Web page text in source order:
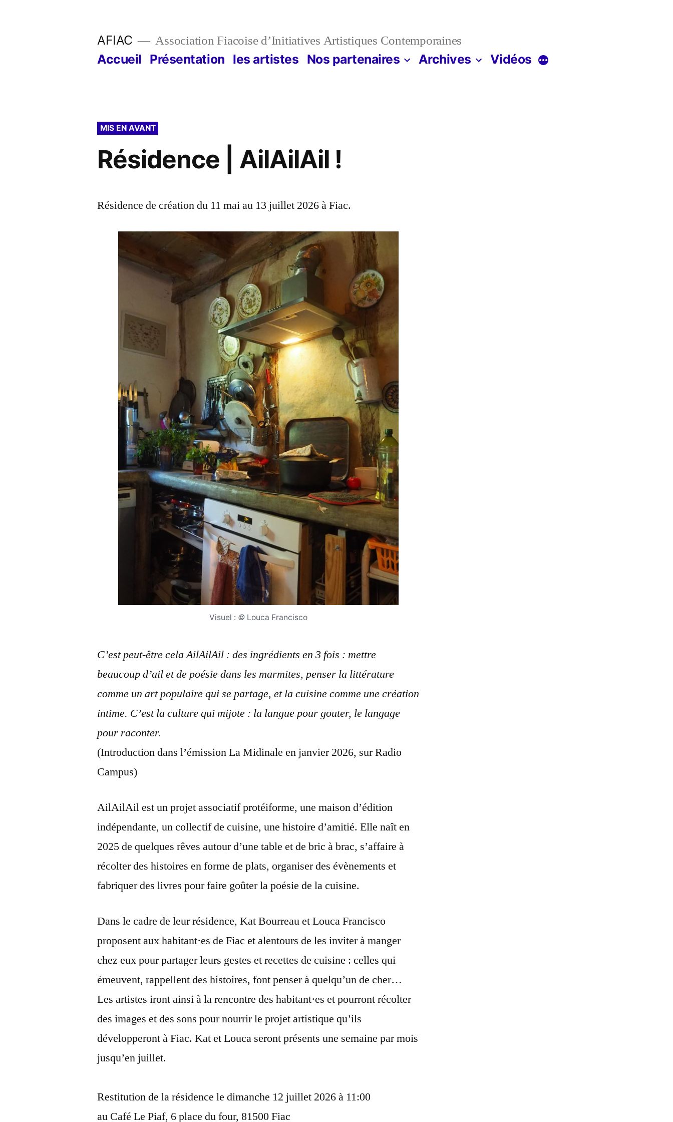
AFIAC Association Fiacoise d’Initiatives Artistiques Contemporaines
Accueil Présentation les artistes Nos partenaires Archives Vidéos Plus
MIS EN AVANT
Résidence | AilAilAil !
Résidence de création du 11 mai au 13 juillet 2026 à Fiac.
Visuel : © Louca Francisco
C’est peut-être cela AilAilAil : des ingrédients en 3 fois : mettre
beaucoup d’ail et de poésie dans les marmites, penser la littérature
comme un art populaire qui se partage, et la cuisine comme une création
intime. C’est la culture qui mijote : la langue pour gouter, le langage
pour raconter.
(Introduction dans l’émission La Midinale en janvier 2026, sur Radio
Campus)
AilAilAil est un projet associatif protéiforme, une maison d’édition
indépendante, un collectif de cuisine, une histoire d’amitié. Elle naît en
2025 de quelques rêves autour d’une table et de bric à brac, s’affaire à
récolter des histoires en forme de plats, organiser des évènements et
fabriquer des livres pour faire goûter la poésie de la cuisine.
Dans le cadre de leur résidence, Kat Bourreau et Louca Francisco
proposent aux habitant·es de Fiac et alentours de les inviter à manger
chez eux pour partager leurs gestes et recettes de cuisine : celles qui
émeuvent, rappellent des histoires, font penser à quelqu’un de cher…
Les artistes iront ainsi à la rencontre des habitant·es et pourront récolter
des images et des sons pour nourrir le projet artistique qu’ils
développeront à Fiac. Kat et Louca seront présents une semaine par mois
jusqu’en juillet.
Restitution de la résidence le dimanche 12 juillet 2026 à 11:00
au Café Le Piaf, 6 place du four, 81500 Fiac